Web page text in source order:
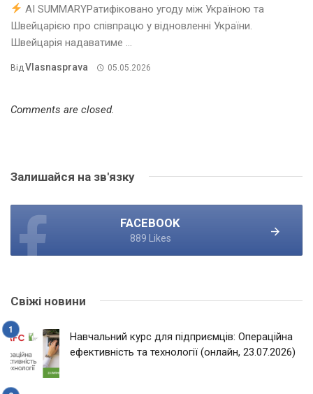
AI SUMMARYРатифіковано угоду між Україною та
Швейцарією про співпрацю у відновленні України.
Швейцарія надаватиме ...
ВідVlasnasprava 05.05.2026
Comments are closed.
Залишайся на зв'язку
FACEBOOK
889 Likes
Свіжі новини
Навчальний курс для підприємців: Операційна
ефективність та технології (онлайн, 23.07.2026)